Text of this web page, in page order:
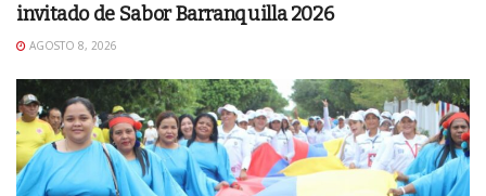
invitado de Sabor Barranquilla 2026
AGOSTO 8, 2026